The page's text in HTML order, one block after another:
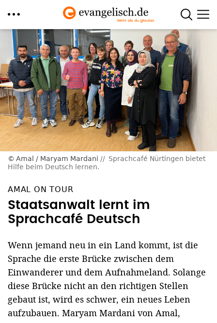
Direkt
zum
Inhalt
Amal / Maryam Mardani
Sprachcafé Nürtingen bietet
Hilfe beim Deutsch lernen.
AMAL ON TOUR
Staatsanwalt lernt im
Sprachcafé Deutsch
Wenn jemand neu in ein Land kommt, ist die
Sprache die erste Brücke zwischen dem
Einwanderer und dem Aufnahmeland. Solange
diese Brücke nicht an den richtigen Stellen
gebaut ist, wird es schwer, ein neues Leben
aufzubauen. Maryam Mardani von Amal,